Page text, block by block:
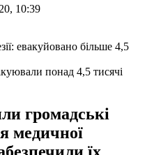
10:39
понад 4,5 тисячі
громадські
медичної
їх